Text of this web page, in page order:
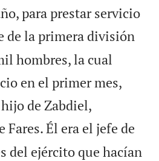
para prestar servicio
de la primera división
hombres, la cual
en el primer mes,
de Zabdiel,
Fares. Él era el jefe de
del ejército que hacían